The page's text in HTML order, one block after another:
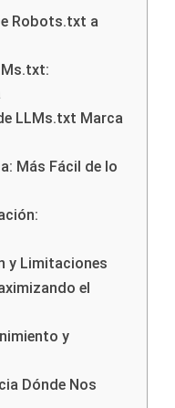
Robots.txt a
LLMs.txt Marca
Más Fácil de lo
y Limitaciones
el
y
Dónde Nos